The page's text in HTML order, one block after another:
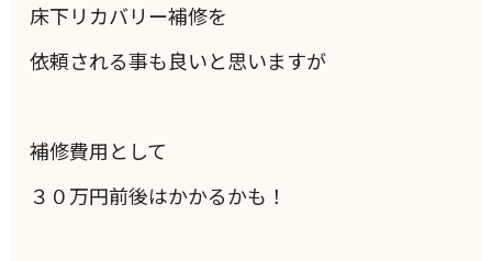
床下リカバリー補修を
依頼される事も良いと思いますが
補修費用として
３０万円前後はかかるかも！